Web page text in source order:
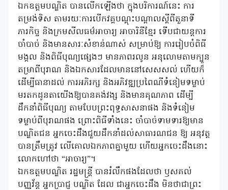
ឯកឧត្តមបណ្ឌិត បានលើកឡើងថា ក្នុងបរិការណ៍នេះ ការ
តម្រង់ទិស តាមរយៈការបើកវគ្គបណ្តុះបណ្តាលស្តីពីតួនាទី
ភារកិច្ច និងក្រមសីលធម៌អាចារ្យ អាចារិនីខ្មែរ ទើបជាយន្តការ
ចាំបាច់ និងមានសារៈសំខាន់ណាស់ សម្រាប់ឱ្យ ការរៀបចំពិធី
មង្គល និងពិធីបុណ្យផ្សេងៗ មានភាពរលូន អនុលោមតាមក្បួន
តម្រាពីបុរាណ និងឯកសារដែលមាននៅសេសសល់ ហើយក៏
ដើម្បីធានាដល់ ការអភិរក្ស និងអភិវឌ្ឍប្រពៃណីទំនៀមទម្លាប់
មរតកដូនតាយើងឱ្យបានគង់វង្ស និងមានគុណភាព ដើម្បី
ដឹកនាំពិធីបុណ្យ តាមបែបព្រះពុទ្ធសាសនាផង និងទំនៀម
ទម្លាប់ពីបុរាណផង ព្រោះពិធីទាំងនេះ ចាំបាច់ទាមទារឱ្យមាន
បណ្ឌិតជន អ្នកចេះដឹងជួយដឹកនាំដល់សាធារណជន ឱ្យ អនុវត្ត
បានត្រឹមត្រូវ លើគោលឯកភាពគ្នាមួយ ហើយអ្នកចេះដឹងនោះ
លោកហៅថា “អាចារ្យ”។
ឯកឧត្តមបណ្ឌិត រដ្ឋមន្រ្តី បានរំលឹកផងដែលថា ឫសគល់
បញ្ញវ័ន្ត អ្នកប្រាជ្ញ បណ្ឌិត ដែល ជាអ្នកចេះដឹង មិនថាជាព្រះ